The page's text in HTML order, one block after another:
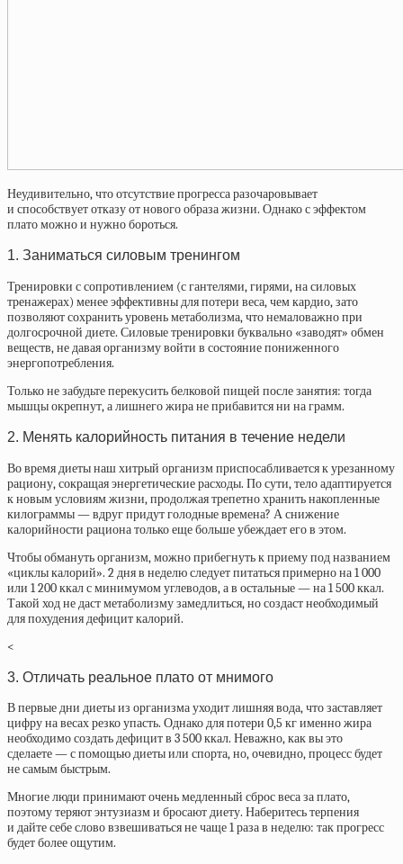
Неудивительно, что отсутствие прогресса разочаровывает
и способствует отказу от нового образа жизни. Однако с эффектом
плато можно и нужно бороться.
1. Заниматься силовым тренингом
Тренировки с сопротивлением (с гантелями, гирями, на силовых
тренажерах) менее эффективны для потери веса, чем кардио, зато
позволяют сохранить уровень метаболизма, что немаловажно при
долгосрочной диете. Силовые тренировки буквально «заводят» обмен
веществ, не давая организму войти в состояние пониженного
энергопотребления.
Только не забудьте перекусить белковой пищей после занятия: тогда
мышцы окрепнут, а лишнего жира не прибавится ни на грамм.
2. Менять калорийность питания в течение недели
Во время диеты наш хитрый организм приспосабливается к урезанному
рациону, сокращая энергетические расходы. По сути, тело адаптируется
к новым условиям жизни, продолжая трепетно хранить накопленные
килограммы — вдруг придут голодные времена? А снижение
калорийности рациона только еще больше убеждает его в этом.
Чтобы обмануть организм, можно прибегнуть к приему под названием
«циклы калорий». 2 дня в неделю следует питаться примерно на 1 000
или 1 200 ккал с минимумом углеводов, а в остальные — на 1 500 ккал.
Такой ход не даст метаболизму замедлиться, но создаст необходимый
для похудения дефицит калорий.
<
3. Отличать реальное плато от мнимого
В первые дни диеты из организма уходит лишняя вода, что заставляет
цифру на весах резко упасть. Однако для потери 0,5 кг именно жира
необходимо создать дефицит в 3 500 ккал. Неважно, как вы это
сделаете — с помощью диеты или спорта, но, очевидно, процесс будет
не самым быстрым.
Многие люди принимают очень медленный сброс веса за плато,
поэтому теряют энтузиазм и бросают диету. Наберитесь терпения
и дайте себе слово взвешиваться не чаще 1 раза в неделю: так прогресс
будет более ощутим.